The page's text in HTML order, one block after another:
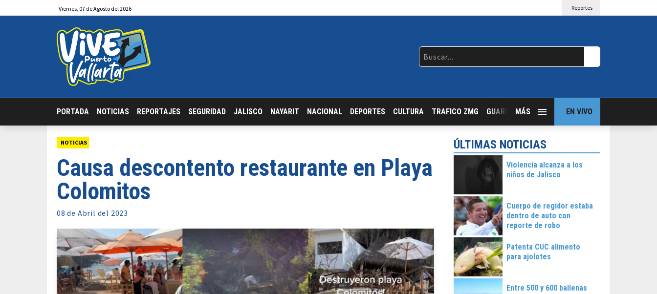
Viernes, 07 deAgosto del 2026 Reportes
PORTADA NOTICIAS REPORTAJES SEGURIDAD JALISCO NAYARIT NACIONAL DEPORTES CULTURA TRAFICO ZMG GUARDIA NOCTURNA GUADALAJARA FOLLOW
MÁS EN VIVO
NOTICIAS
Causa descontento restaurante en Playa
Colomitos
08 de Abril del 2023
ÚLTIMAS NOTICIAS
Violencia alcanza a los
niños de Jalisco
Cuerpo de regidor estaba
dentro de auto con
reporte de robo
Patenta CUC alimento
para ajolotes
Entre 500 y 600 ballenas